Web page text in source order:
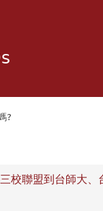
?
校聯盟到台師大、